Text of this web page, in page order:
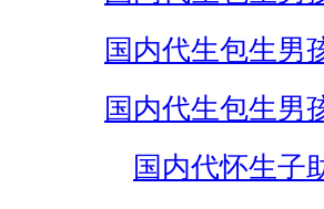
国内代生包生男
国内代生包生男
国内代怀生子